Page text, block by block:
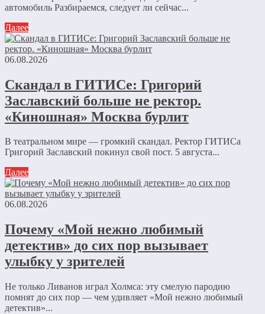
автомобиль Разбираемся, следует ли сейчас...
Далее
06.08.2026
Скандал в ГИТИСе: Григорий
Заславский больше не ректор.
«Киношная» Москва бурлит
В театральном мире — громкий скандал. Ректор ГИТИСа
Григорий Заславский покинул свой пост. 5 августа...
Далее
06.08.2026
Почему «Мой нежно любимый
детектив» до сих пор вызывает
улыбку у зрителей
Не только Ливанов играл Холмса: эту смелую пародию
помнят до сих пор — чем удивляет «Мой нежно любимый
детектив»...